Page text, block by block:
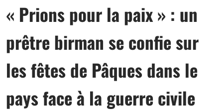
« Prions pour la paix » : un
prêtre birman se confie sur
les fêtes de Pâques dans le
pays face à la guerre civile